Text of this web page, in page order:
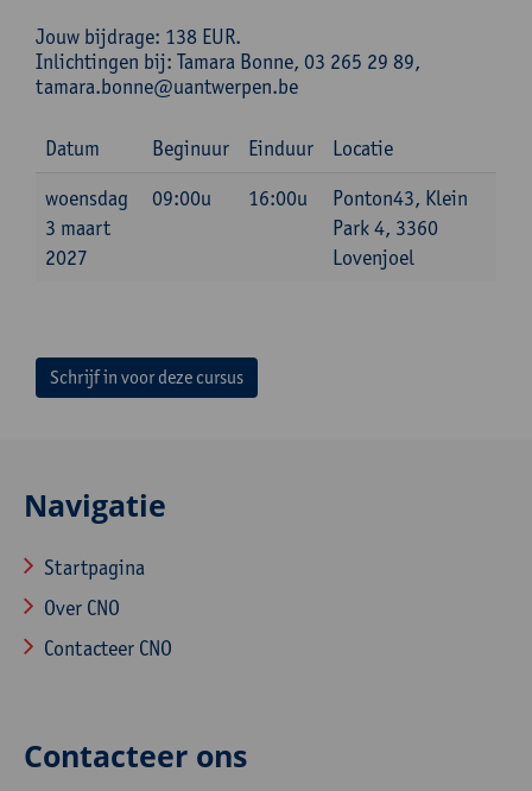
Jouw bijdrage: 138 EUR.
Inlichtingen bij: Tamara Bonne, 03 265 29 89,
tamara.bonne@uantwerpen.be
Datum Beginuur Einduur
Locatie
woensdag
3 maart
2027
09:00u 16:00u
Ponton43, Klein
Park 4, 3360
Lovenjoel
Schrijf in voor deze cursus
Navigatie
Startpagina
Over CNO
Contacteer CNO
Contacteer ons